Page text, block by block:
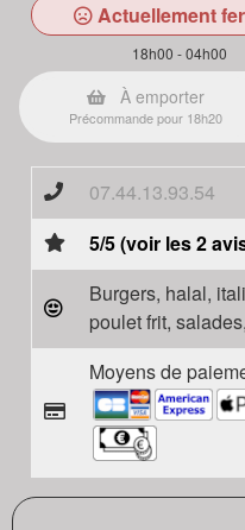
Actuellement
18h00 - 04h00
À emporter
Précommande pour 18h20
07.44.13.93.54
5/5 (voir les 2
Burgers, halal,
poulet frit,
Moyens de